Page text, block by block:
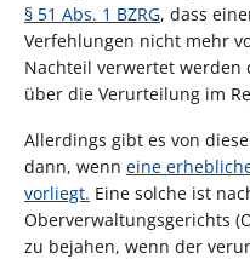
§ 51 Abs. 1 BZRG, dass
Verfehlungen nicht mehr
Nachteil verwertet
über die Verurteilung im
Allerdings gibt es von
dann, wenn eine
vorliegt. Eine solche ist
Oberverwaltungsgerichts
zu bejahen, wenn der